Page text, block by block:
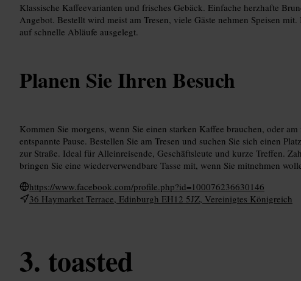
Klassische Kaffeevarianten und frisches Gebäck. Einfache herzhafte
Angebot. Bestellt wird meist am Tresen, viele Gäste nehmen Speisen
auf schnelle Abläufe ausgelegt.
Planen Sie Ihren Besuch
Kommen Sie morgens, wenn Sie einen starken Kaffee brauchen, oder
entspannte Pause. Bestellen Sie am Tresen und suchen Sie sich einen
zur Straße. Ideal für Alleinreisende, Geschäftsleute und kurze Treffen.
bringen Sie eine wiederverwendbare Tasse mit, wenn Sie mitnehmen
https://www.facebook.com/profile.php?id=100076236630146
36 Haymarket Terrace, Edinburgh EH12 5JZ, Vereinigtes Königreich
toasted